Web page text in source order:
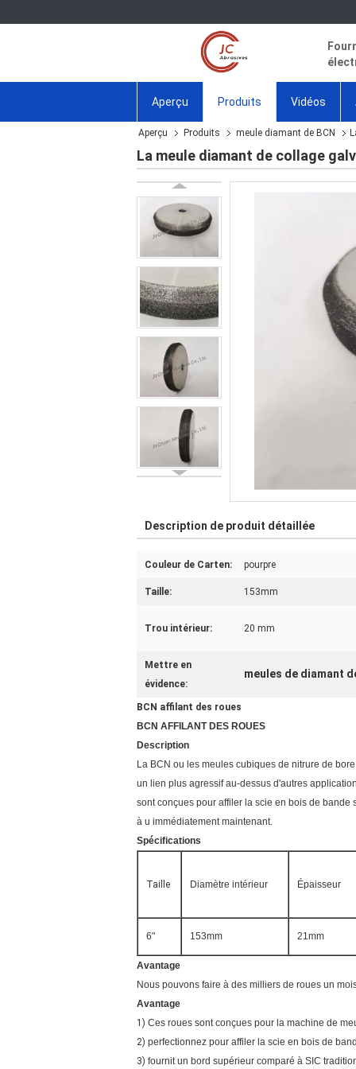
Aperçu Produits Vidéos
Aperçu Produits meule diamant de BCN
La meule diamant de collage
Description de produit détaillée
Couleur de Carten: pourpre
Taille: 153mm
Trou intérieur: 20 mm
Mettre en
évidence:
meules de diamant
BCN affilant des roues
BCN AFFILANT DES ROUES
Description
La BCN ou les meules cubiques de nitrure de
un lien plus agressif au-dessus d'autres
sont conçues pour affiler la scie en bois de
à u immédiatement maintenant.
Spécifications
Taille Diamètre intérieur Épaisseur
6" 153mm 21mm
Avantage
Nous pouvons faire à des milliers de roues un
Avantage
1) Ces roues sont conçues pour la machine de
2) perfectionnez pour affiler la scie en bois de
3) fournit un bord supérieur comparé à SIC